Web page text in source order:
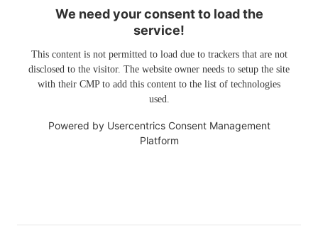
We need your consent to load the
service!
This content is not permitted to load due to trackers that are not
disclosed to the visitor. The website owner needs to setup the site
with their CMP to add this content to the list of technologies
used.
Powered by Usercentrics Consent Management
Platform